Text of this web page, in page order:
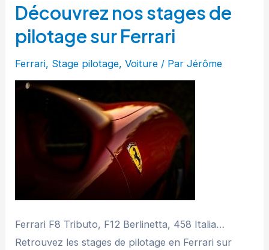
Découvrez nos stages de
pilotage sur Ferrari
Ferrari, Stage pilotage,Voiture / ParJérôme
Ferrari F8 Tributo, F12 Berlinetta, 458 Italia…
Retrouvez les stages de pilotage en Ferrari sur